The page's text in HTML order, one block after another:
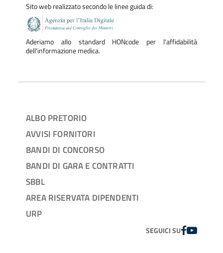
Sito web realizzato secondo le linee guida di:
Aderiamo allo standard HONcode per l'affidabilità
dell'informazione medica.
ALBO PRETORIO
AVVISI FORNITORI
BANDI DI CONCORSO
BANDI DI GARA E CONTRATTI
SBBL
AREA RISERVATA DIPENDENTI
URP
SEGUICI SUFACEBOOK
YOUTUBE